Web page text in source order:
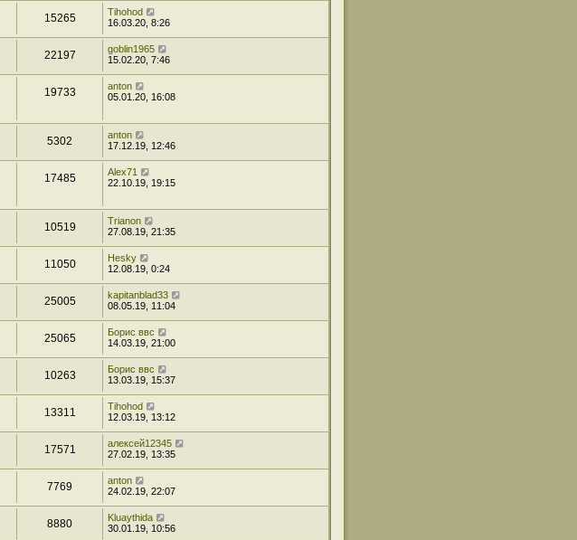
15265
Tihohod
16.03.20, 8:26
22197
goblin1965
15.02.20, 7:46
19733
anton
05.01.20, 16:08
5302
anton
17.12.19, 12:46
17485
Alex71
22.10.19, 19:15
10519
Trianon
27.08.19, 21:35
11050
Hesky
12.08.19, 0:24
25005
kapitanblad33
08.05.19, 11:04
25065
Борис ввс
14.03.19, 21:00
10263
Борис ввс
13.03.19, 15:37
13311
Tihohod
12.03.19, 13:12
17571
алексей12345
27.02.19, 13:35
7769
anton
24.02.19, 22:07
8880
Kluaythida
30.01.19, 10:56